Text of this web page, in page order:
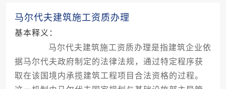
马尔代夫建筑施工资质办理
基本释义：
马尔代夫建筑施工资质办理是指建筑企业依
据马尔代夫政府制定的法律法规，通过特定程序获
取在该国境内承揽建筑工程项目合法资格的过程。